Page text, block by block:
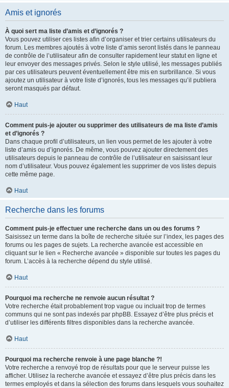
Amis et ignorés
À quoi sert ma liste d’amis et d’ignorés ?
Vous pouvez utiliser ces listes afin d’organiser et trier certains utilisateurs du
forum. Les membres ajoutés à votre liste d’amis seront listés dans le panneau
de contrôle de l’utilisateur afin de consulter rapidement leur statut en ligne et
leur envoyer des messages privés. Selon le style utilisé, les messages publiés
par ces utilisateurs peuvent éventuellement être mis en surbrillance. Si vous
ajoutez un utilisateur à votre liste d’ignorés, tous les messages qu’il publiera
seront masqués par défaut.
Haut
Comment puis-je ajouter ou supprimer des utilisateurs de ma liste d’amis
et d’ignorés ?
Dans chaque profil d’utilisateurs, un lien vous permet de les ajouter à votre
liste d’amis ou d’ignorés. De même, vous pouvez ajouter directement des
utilisateurs depuis le panneau de contrôle de l’utilisateur en saisissant leur
nom d’utilisateur. Vous pouvez également les supprimer de vos listes depuis
cette même page.
Haut
Recherche dans les forums
Comment puis-je effectuer une recherche dans un ou des forums ?
Saisissez un terme dans la boîte de recherche située sur l’index, les pages des
forums ou les pages de sujets. La recherche avancée est accessible en
cliquant sur le lien « Recherche avancée » disponible sur toutes les pages du
forum. L’accès à la recherche dépend du style utilisé.
Haut
Pourquoi ma recherche ne renvoie aucun résultat ?
Votre recherche était probablement trop vague ou incluait trop de termes
communs qui ne sont pas indexés par phpBB. Essayez d’être plus précis et
d’utiliser les différents filtres disponibles dans la recherche avancée.
Haut
Pourquoi ma recherche renvoie à une page blanche ?!
Votre recherche a renvoyé trop de résultats pour que le serveur puisse les
afficher. Utilisez la recherche avancée et essayez d’être plus précis dans les
termes employés et dans la sélection des forums dans lesquels vous souhaitez